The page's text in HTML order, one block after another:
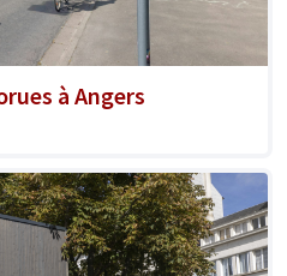
à Angers